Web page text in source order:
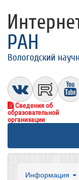
РАН
Вологодский
Сведения об
образовательной
организации
Информация